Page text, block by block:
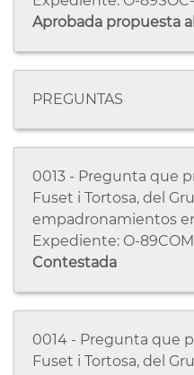
Aprobada propuesta
PREGUNTAS
0013 - Pregunta que
Fuset i Tortosa, del
empadronamientos
Expediente: O-
Contestada
0014 - Pregunta que
Fuset i Tortosa, del